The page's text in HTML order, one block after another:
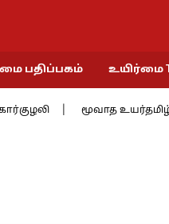
பதிப்பகம் உயிர்மை
மூவாத உயர்தமிழ்ச்